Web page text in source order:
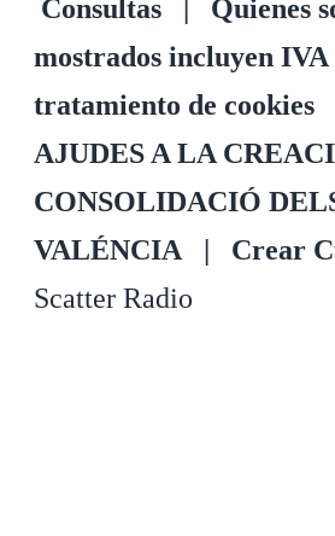
Consultas | Quienes
mostrados incluyen IVA
tratamiento de cookies
AJUDES A LA
CONSOLIDACIÓ
VALÉNCIA | Crear
Scatter Radio